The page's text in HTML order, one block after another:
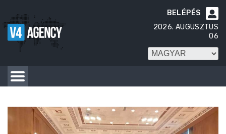

BELÉPÉS
2026. AUGUSZTUS
06